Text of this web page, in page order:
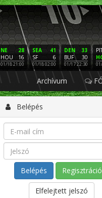
28
NE
16
HOU
01/18 21:00
41
SEA
6
SF
01/18 02:00
33
DEN
30
BUF
01/17 22:30
Archívum
Belépés
Regisztráció
Elfelejtett jelszó